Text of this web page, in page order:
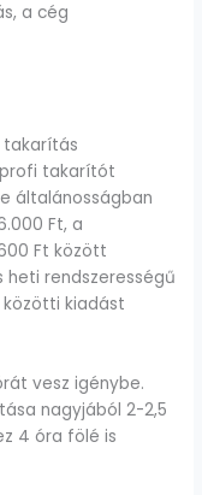
a cég
takarítás
takarítót
általánosságban
Ft, a
Ft között
heti rendszerességű
kiadást
vesz igénybe.
nagyjából 2-2,5
4 óra fölé is